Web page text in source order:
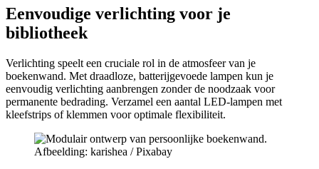
Eenvoudige verlichting voor je
bibliotheek
Verlichting speelt een cruciale rol in de atmosfeer van je
boekenwand. Met draadloze, batterijgevoede lampen kun je
eenvoudig verlichting aanbrengen zonder de noodzaak voor
permanente bedrading. Verzamel een aantal LED-lampen met
kleefstrips of klemmen voor optimale flexibiliteit.
Afbeelding: karishea / Pixabay